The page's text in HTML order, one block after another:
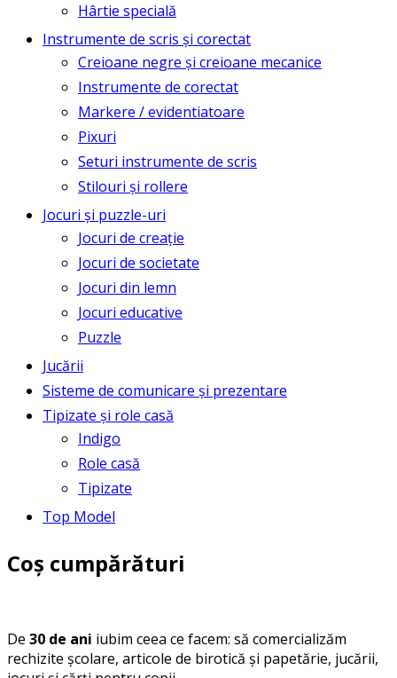
Hârtie specială
Instrumente de scris și corectat
Creioane negre și creioane mecanice
Instrumente de corectat
Markere / evidentiatoare
Pixuri
Seturi instrumente de scris
Stilouri și rollere
Jocuri și puzzle-uri
Jocuri de creație
Jocuri de societate
Jocuri din lemn
Jocuri educative
Puzzle
Jucării
Sisteme de comunicare și prezentare
Tipizate și role casă
Indigo
Role casă
Tipizate
Top Model
Coș cumpărături
De 30 de ani iubim ceea ce facem: să comercializăm
rechizite școlare, articole de birotică și papetărie, jucării,